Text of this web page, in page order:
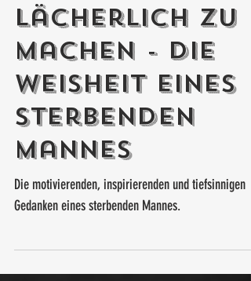
haben, sich
lächerlich zu
machen - Die
Weisheit eines
sterbenden
Mannes
Die motivierenden, inspirierenden und tiefsinnigen